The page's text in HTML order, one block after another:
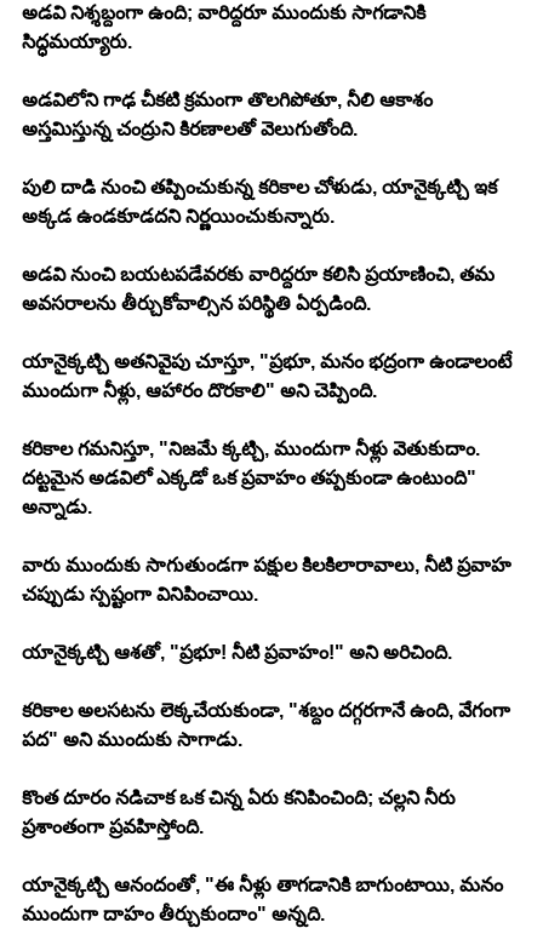
అడవి నిశ్శబ్దంగా ఉంది; వారిద్దరూ ముందుకు సాగడానికి
సిద్ధమయ్యారు.
అడవిలోని గాఢ చీకటి క్రమంగా తొలగిపోతూ, నీలి ఆకాశం
అస్తమిస్తున్న చంద్రుని కిరణాలతో వెలుగుతోంది.
పులి దాడి నుంచి తప్పించుకున్న కరికాల చోళుడు, యానైక్కట్చి ఇక
అక్కడ ఉండకూడదని నిర్ణయించుకున్నారు.
అడవి నుంచి బయటపడేవరకు వారిద్దరూ కలిసి ప్రయాణించి, తమ
అవసరాలను తీర్చుకోవాల్సిన పరిస్థితి ఏర్పడింది.
యానైక్కట్చి అతనివైపు చూస్తూ, "ప్రభూ, మనం భద్రంగా ఉండాలంటే
ముందుగా నీళ్లు, ఆహారం దొరకాలి" అని చెప్పింది.
కరికాల గమనిస్తూ, "నిజమే క్కట్చి, ముందుగా నీళ్లు వెతుకుదాం.
దట్టమైన అడవిలో ఎక్కడో ఒక ప్రవాహం తప్పకుండా ఉంటుంది"
అన్నాడు.
వారు ముందుకు సాగుతుండగా పక్షుల కిలకిలారావాలు, నీటి ప్రవాహ
చప్పుడు స్పష్టంగా వినిపించాయి.
యానైక్కట్చి ఆశతో, "ప్రభూ! నీటి ప్రవాహం!" అని అరిచింది.
కరికాల అలసటను లెక్కచేయకుండా, "శబ్దం దగ్గరగానే ఉంది, వేగంగా
పద" అని ముందుకు సాగాడు.
కొంత దూరం నడిచాక ఒక చిన్న ఏరు కనిపించింది; చల్లని నీరు
ప్రశాంతంగా ప్రవహిస్తోంది.
యానైక్కట్చి ఆనందంతో, "ఈ నీళ్లు తాగడానికి బాగుంటాయి, మనం
ముందుగా దాహం తీర్చుకుందాం" అన్నది.